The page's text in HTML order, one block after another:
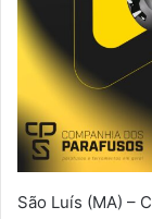
São Luís (MA) –